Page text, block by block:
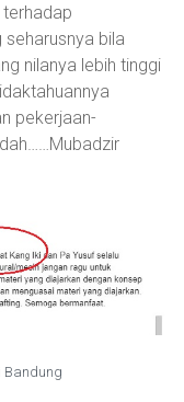
seharusnya bila
nilanya lebih tinggi
pekerjaan-
Bandung